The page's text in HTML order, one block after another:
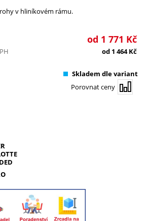
v hliníkovém rámu.
od 1 771 Kč
od 1 464Kč
Skladem dle variant
Porovnat ceny